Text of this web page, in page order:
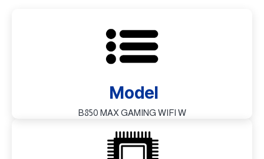
Model
B850 MAX GAMING WIFI W